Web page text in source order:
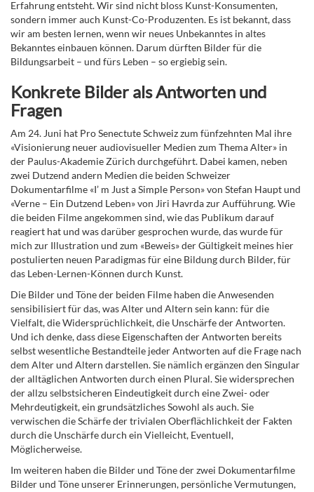
Erfahrung entsteht. Wir sind nicht bloss Kunst-Konsumenten,
sondern immer auch Kunst-Co-Produzenten. Es ist bekannt, dass
wir am besten lernen, wenn wir neues Unbekanntes in altes
Bekanntes einbauen können. Darum dürften Bilder für die
Bildungsarbeit – und fürs Leben – so ergiebig sein.
Konkrete Bilder als Antworten und
Fragen
Am 24. Juni hat Pro Senectute Schweiz zum fünfzehnten Mal ihre
«Visionierung neuer audiovisueller Medien zum Thema Alter» in
der Paulus-Akademie Zürich durchgeführt. Dabei kamen, neben
zwei Dutzend andern Medien die beiden Schweizer
Dokumentarfilme «I’ m Just a Simple Person» von Stefan Haupt und
«Verne – Ein Dutzend Leben» von Jiri Havrda zur Aufführung. Wie
die beiden Filme angekommen sind, wie das Publikum darauf
reagiert hat und was darüber gesprochen wurde, das wurde für
mich zur Illustration und zum «Beweis» der Gültigkeit meines hier
postulierten neuen Paradigmas für eine Bildung durch Bilder, für
das Leben-Lernen-Können durch Kunst.
Die Bilder und Töne der beiden Filme haben die Anwesenden
sensibilisiert für das, was Alter und Altern sein kann: für die
Vielfalt, die Widersprüchlichkeit, die Unschärfe der Antworten.
Und ich denke, dass diese Eigenschaften der Antworten bereits
selbst wesentliche Bestandteile jeder Antworten auf die Frage nach
dem Alter und Altern darstellen. Sie nämlich ergänzen den Singular
der alltäglichen Antworten durch einen Plural. Sie widersprechen
der allzu selbstsicheren Eindeutigkeit durch eine Zwei- oder
Mehrdeutigkeit, ein grundsätzliches Sowohl als auch. Sie
verwischen die Schärfe der trivialen Oberflächlichkeit der Fakten
durch die Unschärfe durch ein Vielleicht, Eventuell,
Möglicherweise.
Im weiteren haben die Bilder und Töne der zwei Dokumentarfilme
Bilder und Töne unserer Erinnerungen, persönliche Vermutungen,